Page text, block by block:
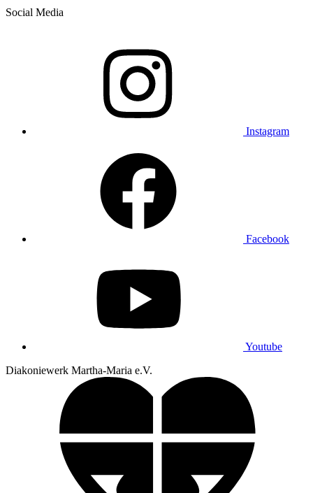
Social Media
Instagram
Facebook
Youtube
Diakoniewerk Martha-Maria e.V.